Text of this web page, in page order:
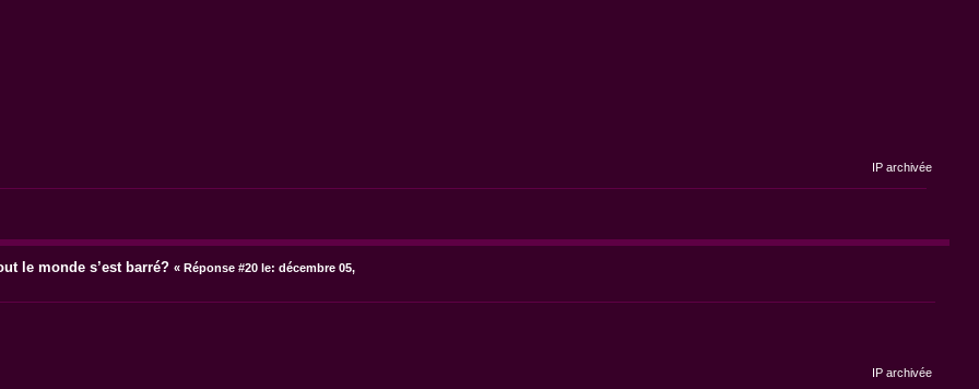
IP archivée
le monde s’est barré? « Réponse #20 le: décembre 05,
IP archivée